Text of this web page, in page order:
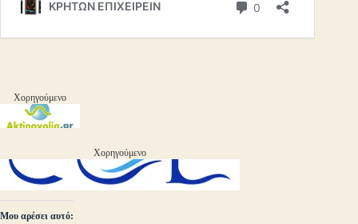
Χορηγούμενο
Χορηγούμενο
Μου αρέσει αυτό: